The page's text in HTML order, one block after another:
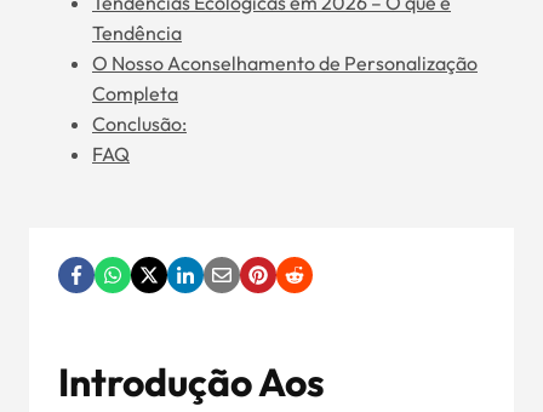
Tendência
O Nosso Aconselhamento de Personalização
Completa
Conclusão:
FAQ
Introdução Aos